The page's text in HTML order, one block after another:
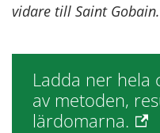
vidare till Saint
Ladda ner hela
av metoden,
lärdomarna.